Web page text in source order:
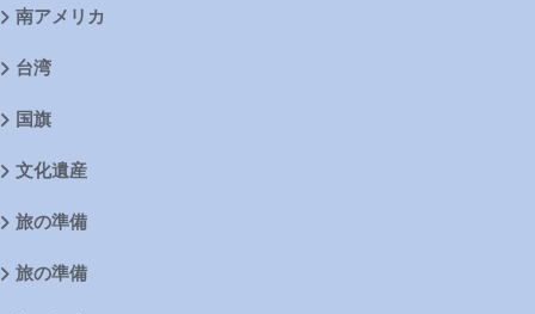
南アメリカ
台湾
国旗
文化遺産
旅の準備
旅の準備